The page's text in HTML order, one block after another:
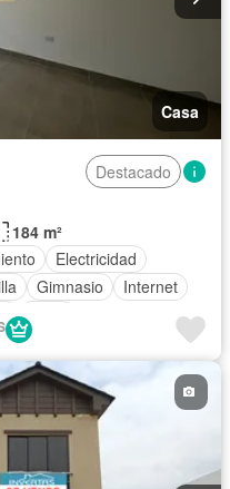
Casa
Destacado
184 m²
Electricidad
Gimnasio
Internet